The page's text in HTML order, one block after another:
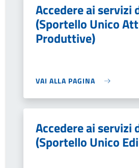
Accedere ai servizi
(Sportello Unico
Produttive)
VAI ALLA PAGINA
Accedere ai servizi
(Sportello Unico